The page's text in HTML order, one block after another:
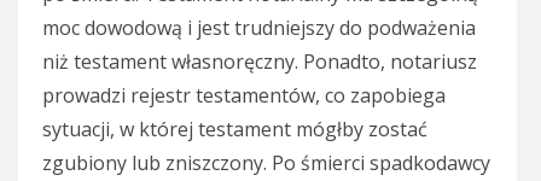
moc dowodową i jest trudniejszy do podważenia
niż testament własnoręczny. Ponadto, notariusz
prowadzi rejestr testamentów, co zapobiega
sytuacji, w której testament mógłby zostać
zgubiony lub zniszczony. Po śmierci spadkodawcy